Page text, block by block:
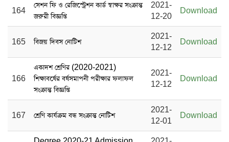
164
সেশন ফি ও রেজিস্ট্রেশন কার্ড স্বাক্ষর সংক্রান্ত
জরুরী বিজ্ঞপ্তি
2021-
12-20
Download
165 বিজয় দিবস নোটিশ
2021-
12-12
Download
166
একাদশ শ্রেণির (2020-2021)
শিক্ষাবর্ষের বর্ষসমাপনী পরীক্ষার ফলাফল
সংক্রান্ত বিজ্ঞপ্তি
2021-
12-12
Download
167 শ্রেণি কার্যক্রম বন্ধ সংক্রান্ত নোটিশ
2021-
12-01
Download